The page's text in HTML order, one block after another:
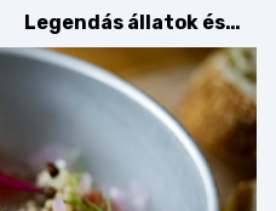
Legendás állatok és
megfigyelésük sztárja!